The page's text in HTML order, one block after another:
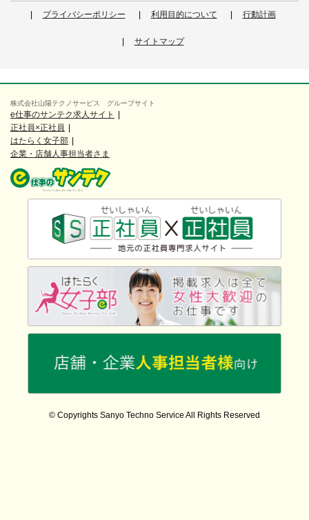
プライバシーポリシー 利用目的について 行動計画
サイトマップ
株式会社山陽テクノサービス グループサイト
e仕事のサンテク求人サイト
正社員×正社員
はたらく女子部
企業・店舗人事担当者さま
© Copyrights Sanyo Techno Service All Rights Reserved